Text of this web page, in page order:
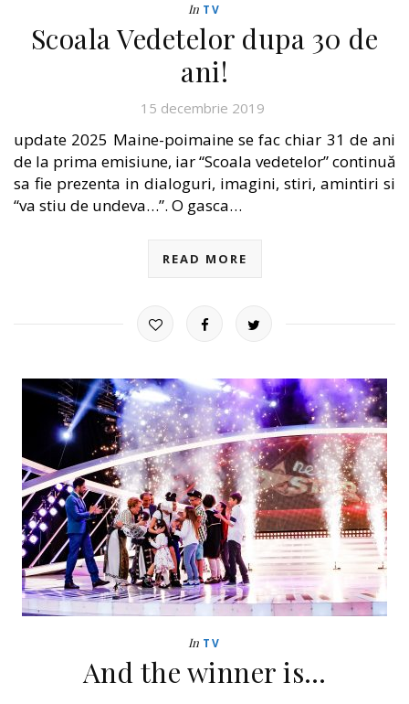
In TV
Scoala Vedetelor dupa 30 de
ani!
15 decembrie 2019
update 2025 Maine-poimaine se fac chiar 31 de ani
de la prima emisiune, iar “Scoala vedetelor” continuă
sa fie prezenta in dialoguri, imagini, stiri, amintiri si
“va stiu de undeva…”. O gasca…
READ MORE
In TV
And the winner is…